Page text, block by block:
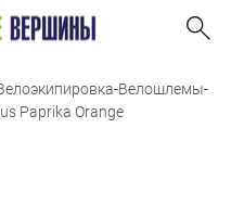
-Велошлемы-
Paprika Orange